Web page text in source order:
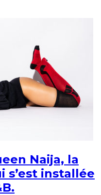
Naija, la
s’est installée